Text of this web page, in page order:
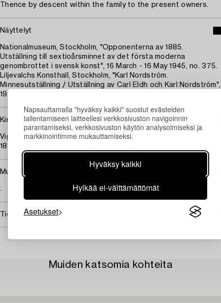
Napsauttamalla "hyväksy kaikki" suostut evästeiden
tallentamiseen laitteellesi verkkosivuston navigoinnin
parantamiseksi, verkkosivuston käytön analysoimiseksi ja
markkinointimme mukauttamiseksi.
Hyväksy kaikki
Hylkää ei-välttämättömät
Asetukset
Thence by descent within the family to the present owners.
Näyttelyt
Nationalmuseum, Stockholm, "Opponenterna av 1885.
Utställning till sextioårsminnet av det första moderna
genombrottet i svensk konst", 16 March - 16 May 1945, no. 375.
Liljevalchs Konsthall, Stockholm, "Karl Nordström.
Minnesutställning / Utställning av Carl Eldh och Karl Nordström",
1955, no. 11.
Kirjallisuus
Viggo Loos, "Friluftsmåleriets genombrott i svensk konst 1860-
1885", SAK, 1945, mentioned p. 265 and catalogued p. 345.
Muut tiedot
.
Tietoa ostamisesta
Muiden katsomia kohteita